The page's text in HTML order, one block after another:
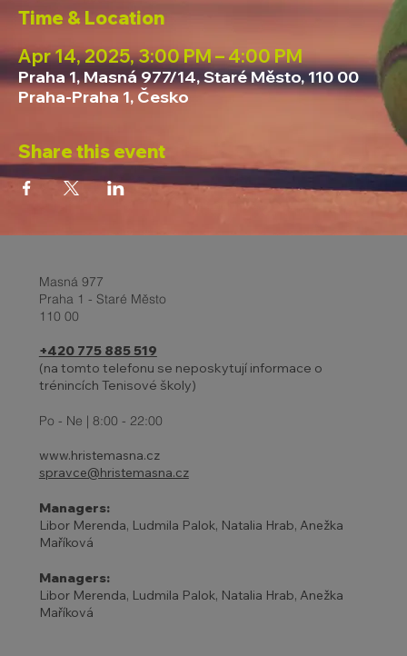
Time & Location
Apr 14, 2025, 3:00 PM – 4:00 PM
Praha 1, Masná 977/14, Staré Město, 110 00
Praha-Praha 1, Česko
Share this event
Masná 977
Praha 1 - Staré Město
110 00
+420 775 885 519
(na tomto telefonu se neposkytují informace o
trénincích Tenisové školy)
Po - Ne | 8:00 - 22:00
www.hristemasna.cz
spravce@hristemasna.cz
Managers:
Libor Merenda, Ludmila Palok, Natalia Hrab, Anežka
Maříková
Managers:
Libor Merenda, Ludmila Palok, Natalia Hrab, Anežka
Maříková